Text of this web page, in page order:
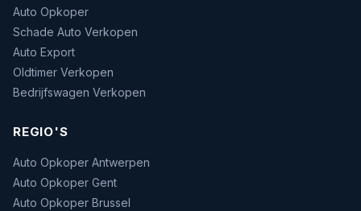
Auto Opkoper
Schade Auto Verkopen
Auto Export
Oldtimer Verkopen
Bedrijfswagen Verkopen
REGIO'S
Auto Opkoper Antwerpen
Auto Opkoper Gent
Auto Opkoper Brussel